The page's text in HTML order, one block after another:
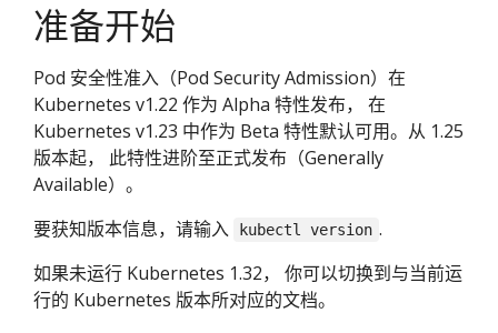
准备开始
Pod 安全性准入（Pod Security Admission）在
Kubernetes v1.22 作为 Alpha 特性发布， 在
Kubernetes v1.23 中作为 Beta 特性默认可用。从 1.25
版本起， 此特性进阶至正式发布（Generally
Available）。
要获知版本信息，请输入
kubectl version .
如果未运行 Kubernetes 1.32， 你可以切换到与当前运
行的 Kubernetes 版本所对应的文档。